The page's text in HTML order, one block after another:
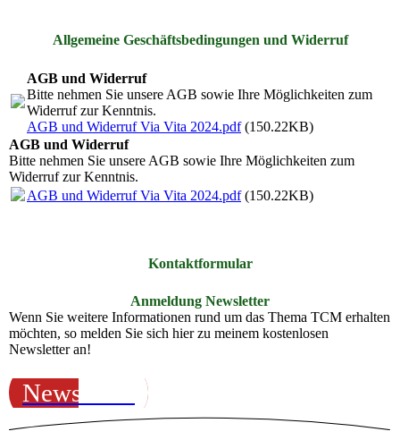
Allgemeine Geschäftsbedingungen und Widerruf
AGB und Widerruf
Bitte nehmen Sie unsere AGB sowie Ihre Möglichkeiten zum
Widerruf zur Kenntnis.
AGB und Widerruf Via Vita 2024.pdf(150.22KB)
AGB und Widerruf
Bitte nehmen Sie unsere AGB sowie Ihre Möglichkeiten zum
Widerruf zur Kenntnis.
AGB und Widerruf Via Vita 2024.pdf(150.22KB)
Kontaktformular
Anmeldung Newsletter
Wenn Sie weitere Informationen rund um das Thema TCM erhalten
möchten, so melden Sie sich hier zu meinem kostenlosen
Newsletter an!
Newsletter